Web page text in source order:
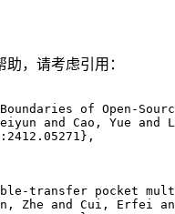
，请考虑引用：
of Open-
and Cao, Yue and
transfer pocket
Zhe and Cui, Erfei